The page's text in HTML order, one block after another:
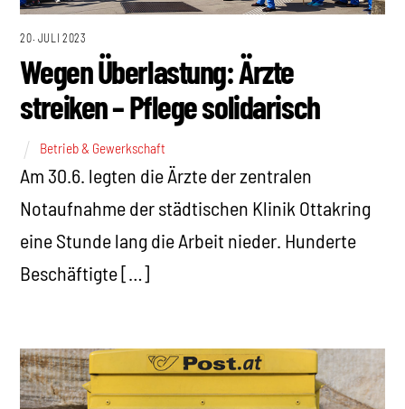
20. JULI 2023
Wegen Überlastung: Ärzte
streiken – Pflege solidarisch
Betrieb & Gewerkschaft
Am 30.6. legten die Ärzte der zentralen
Notaufnahme der städtischen Klinik Ottakring
eine Stunde lang die Arbeit nieder. Hunderte
Beschäftigte […]